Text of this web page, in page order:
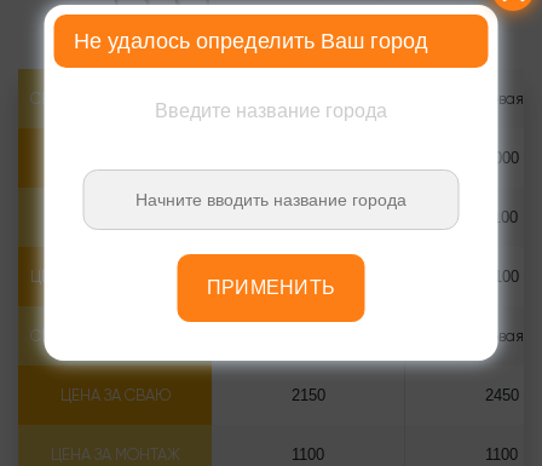
ЦЕНА ЗА МОНТАЖ
2900
2000
1100
3100
ЦЕНА ЗА СВАЮ
ЦЕНА ЗА МОНТАЖ
2150
1100
2450
1100
Не удалось определить Ваш город
Введите название города
ПРИМЕНИТЬ